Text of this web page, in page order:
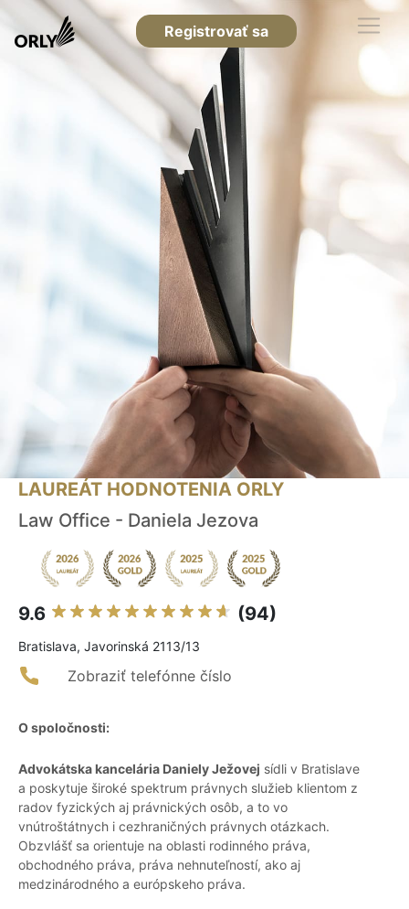
Registrovať sa
LAUREÁT HODNOTENIA ORLY
Law Office - Daniela Jezova
9.6 (94)
Bratislava, Javorinská 2113/13
Zobraziť telefónne číslo
O spoločnosti:
Advokátska kancelária Daniely Ježovej sídli v Bratislave
a poskytuje široké spektrum právnych služieb klientom z
radov fyzických aj právnických osôb, a to vo
vnútroštátnych i cezhraničných právnych otázkach.
Obzvlášť sa orientuje na oblasti rodinného práva,
obchodného práva, práva nehnuteľností, ako aj
medzinárodného a európskeho práva.